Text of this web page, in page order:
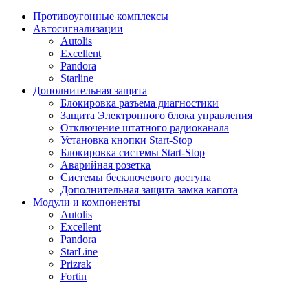
Противоугонные комплексы
Автосигнализации
Autolis
Excellent
Pandora
Starline
Дополнительная защита
Блокировка разъема диагностики
Защита Электронного блока управления
Отключение штатного радиоканала
Установка кнопки Start-Stop
Блокировка системы Start-Stop
Аварийная розетка
Системы бесключевого доступа
Дополнительная защита замка капота
Модули и компоненты
Autolis
Excellent
Pandora
StarLine
Prizrak
Fortin